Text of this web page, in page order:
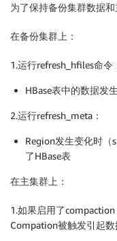
为了保持备份集群数据
在备份集群上：
1.运行refresh_hfiles命令
HBase表中的数据发
2.运行refresh_meta：
Region发生变化时（
了HBase表
在主集群上：
1.如果启用了
Compation被触发引起数